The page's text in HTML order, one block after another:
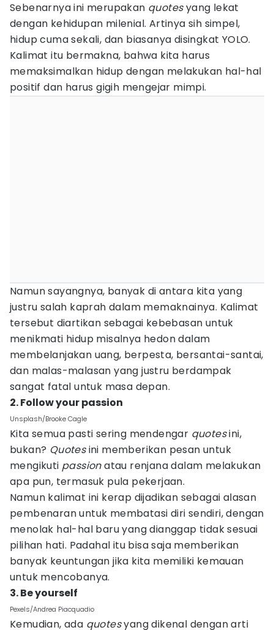
Sebenarnya ini merupakan quotesyang lekat
dengan kehidupan milenial. Artinya sih simpel,
hidup cuma sekali, dan biasanya disingkat YOLO.
Kalimat itu bermakna, bahwa kita harus
memaksimalkan hidup dengan melakukan hal-hal
positif dan harus gigih mengejar mimpi.
Namun sayangnya, banyak di antara kita yang
justru salah kaprah dalam memaknainya. Kalimat
tersebut diartikan sebagai kebebasan untuk
menikmati hidup misalnya hedon dalam
membelanjakan uang, berpesta, bersantai-santai,
dan malas-malasan yang justru berdampak
sangat fatal untuk masa depan.
2. Follow your passion
Unsplash/Brooke Cagle
Kita semua pasti sering mendengar quotesini,
bukan? Quotesini memberikan pesan untuk
mengikuti passionatau renjana dalam melakukan
apa pun, termasuk pula pekerjaan.
Namun kalimat ini kerap dijadikan sebagai alasan
pembenaran untuk membatasi diri sendiri, dengan
menolak hal-hal baru yang dianggap tidak sesuai
pilihan hati. Padahal itu bisa saja memberikan
banyak keuntungan jika kita memiliki kemauan
untuk mencobanya.
3. Be yourself
Pexels/Andrea Piacquadio
Kemudian, ada quotesyang dikenal dengan arti